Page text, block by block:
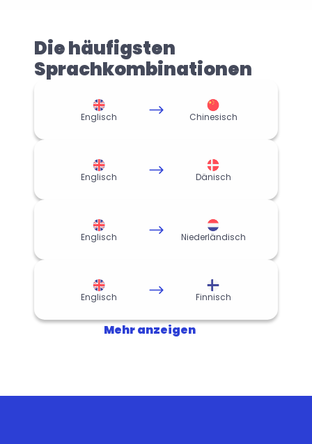
Die häufigsten
Sprachkombinationen
Englisch Chinesisch
Englisch Dänisch
Englisch Niederländisch
Englisch Finnisch
Mehr anzeigen